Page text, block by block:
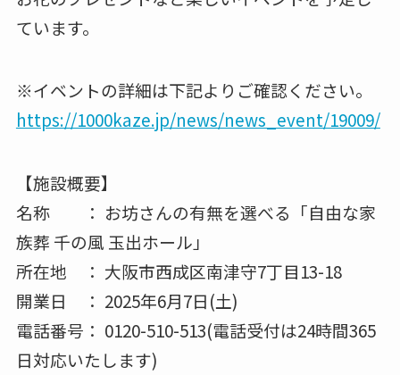
ています。
※イベントの詳細は下記よりご確認ください。
https://1000kaze.jp/news/news_event/19009/
【施設概要】
名称 ： お坊さんの有無を選べる「自由な家
族葬 千の風 玉出ホール」
所在地 ： 大阪市西成区南津守7丁目13-18
開業日 ： 2025年6月7日(土)
電話番号： 0120-510-513(電話受付は24時間365
日対応いたします)